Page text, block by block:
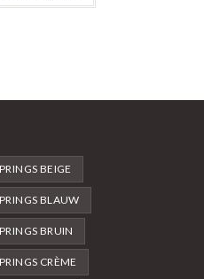
BEIGE
BLAUW
BRUIN
CRÈME